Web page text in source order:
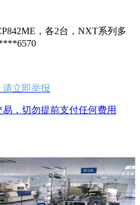
，各2台，NXT系列多
立即举报
，切勿提前支付任何费用